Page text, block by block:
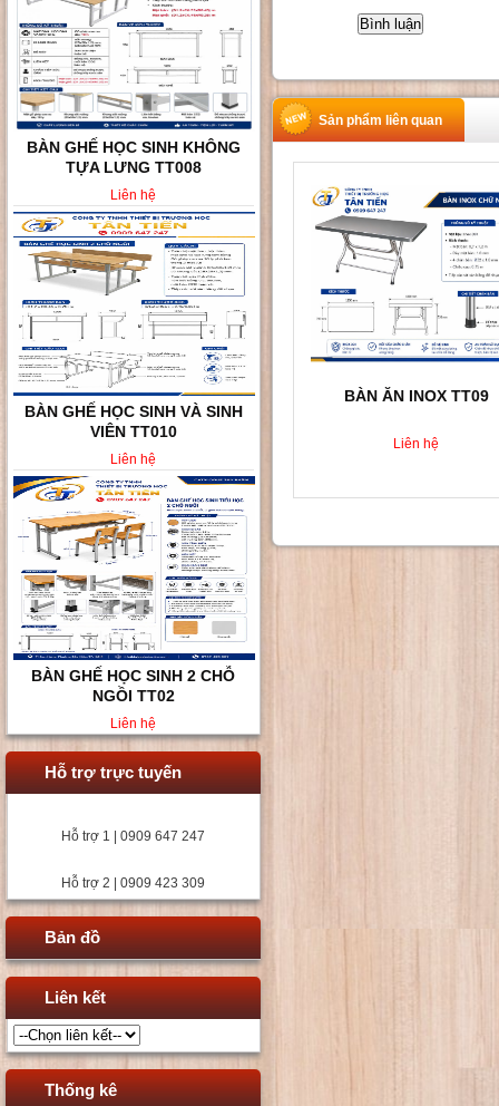
BÀN GHẾ HỌC SINH KHÔNG
TỰA LƯNG TT008
Liên hệ
BÀN GHẾ HỌC SINH VÀ SINH
VIÊN TT010
Liên hệ
BÀN GHẾ HỌC SINH 2 CHỖ
NGỒI TT02
Liên hệ
Hỗ trợ trực tuyến
Hỗ trợ 1 | 0909 647 247
Hỗ trợ 2 | 0909 423 309
Bản đồ
Liên kết
Thống kê
Sản phẩm liên quan
BÀN ĂN INOX TT09
Liên hệ